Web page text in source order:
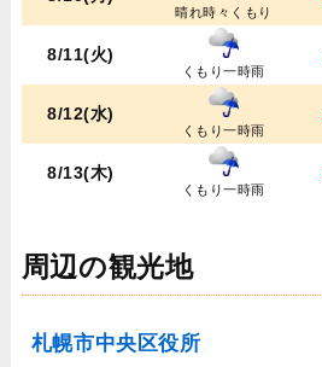
晴れ時々くもり
8/11(火)
くもり一時雨
8/12(水)
くもり一時雨
8/13(木)
くもり一時雨
周辺の観光地
札幌市中央区役所